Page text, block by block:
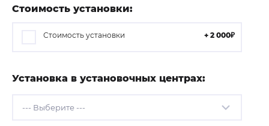
Стоимость установки:
Стоимость установки + 2 000₽
Установка в установочных центрах: